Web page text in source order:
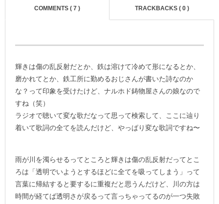
COMMENTS ( 7 ) TRACKBACKS ( 0 )
輝きは傷の乱反射だとか、鉄は溶けて冷めて形になるとか、
磨かれてとか、鉄工所に勤めるおじさんが書いた詩なのか
な？って印象を受けたけど、ナルホド鋳物屋さんの娘なので
すね（笑）
ラジオで聴いて変な歌だなって思って検索して、ここに辿り
着いて歌詞の全てを読んだけど、やっぱり変な歌詞ですね〜
雨が川を濁らせるってところと輝きは傷の乱反射だってとこ
ろは「透明でいようとするほどに全てを吸ってしまう」って
言葉に帰結すると要するに重複だと思うんだけど、川の方は
時間が経てば透明さが戻るって言っちゃってるのが一つ失敗